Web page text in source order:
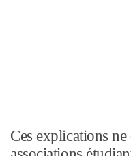
Ces explications